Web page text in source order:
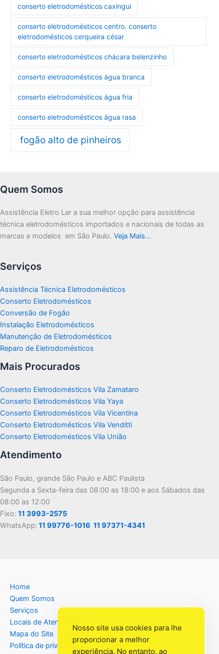
conserto eletrodomésticos caxingui
conserto eletrodomésticos centro. conserto
eletrodomésticos cerqueira césar
conserto eletrodomésticos chácara belenzinho
conserto eletrodomésticos água branca
conserto eletrodomésticos água fria
conserto eletrodomésticos água rasa
fogão alto de pinheiros
Quem Somos
Assistência Eletro Lar a sua melhor opção para assistência
técnica eletrodomésticos importados e nacionais de todas as
marcas e modelos em São Paulo. Veja Mais…
Serviços
Assistência Técnica Eletrodomésticos
Conserto Eletrodomésticos
Conversão de Fogão
Instalação Eletrodomésticos
Manutenção de Eletrodomésticos
Reparo de Eletrodomésticos
Mais Procurados
Conserto Eletrodomésticos Vila Zamataro
Conserto Eletrodomésticos Vila Yaya
Conserto Eletrodomésticos Vila Vicentina
Conserto Eletrodomésticos Vila Venditti
Conserto Eletrodomésticos Vila União
Atendimento
São Paulo, grande São Paulo e ABC Paulista
Segunda a Sexta-feira das 08:00 as 18:00 e aos Sábados das
08:00 as 12:00
Fixo: 11 3993-2575
WhatsApp: 11 99776-1016 11 97371-4341
Home
Quem Somos
Serviços
Locais de Atendimento
Mapa do Site
Política de privacidade
Nosso site usa cookies para lhe
proporcionar a melhor
experiência. No entanto, ao